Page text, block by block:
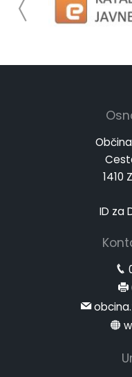
1410
ID za